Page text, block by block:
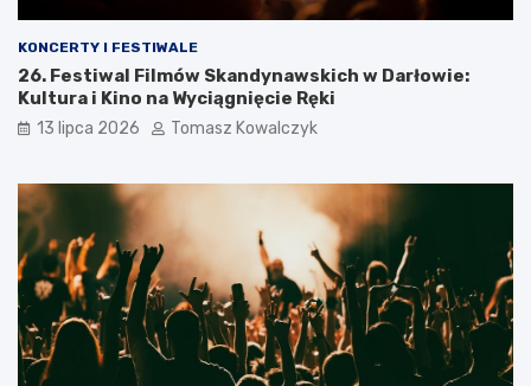
KONCERTY I FESTIWALE
26. Festiwal Filmów Skandynawskich w Darłowie:
Kultura i Kino na Wyciągnięcie Ręki
13 lipca 2026 Tomasz Kowalczyk